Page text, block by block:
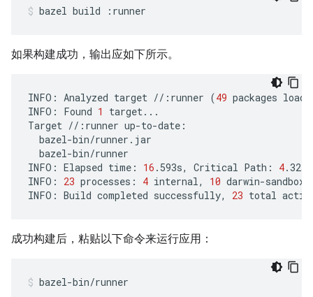
bazel build :runner
如果构建成功，输出应如下所示。
INFO: Analyzed target //:runner (49 packages
INFO:
Found 1
target...
Target //:runner
bazel-bin/runner
INFO: Elapsed time: 16 .593s, Critical Path: 4.32s
INFO:
23 processes: 4 internal, 10 darwin-sandbox,
INFO: Build completed successfully, 23 total
成功构建后，粘贴以下命令来运行应用：
bazel-bin/runner